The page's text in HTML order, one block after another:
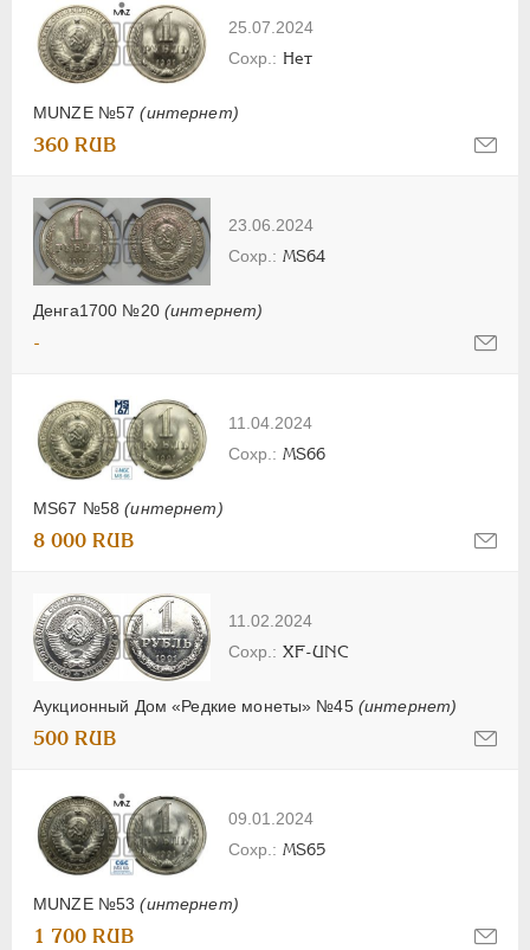
25.07.2024
MUNZE №57(интернет)
Нет
360 RUB
23.06.2024
Денга1700 №20 (интернет)
MS64
-
11.04.2024
MS67 №58(интернет)
MS66
8 000 RUB
11.02.2024
Аукционный Дом «Редкие монеты» №45 (интернет)
XF-UNC
500 RUB
09.01.2024
MUNZE №53(интернет)
MS65
1 700 RUB